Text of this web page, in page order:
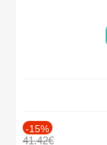
-15%
41.42€